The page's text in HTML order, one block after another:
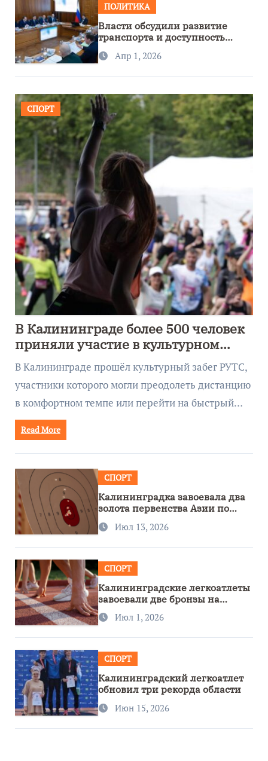
ПОЛИТИКА
Власти обсудили развитие
транспорта и доступность
региона
Апр 1, 2026
СПОРТ
В Калининграде более 500 человек
приняли участие в культурном
забеге
В Калининграде прошёл культурный забег РУТС,
участники которого могли преодолеть дистанцию
в комфортном темпе или перейти на быстрый…
Read More
СПОРТ
Калининградка завоевала два
золота первенства Азии по
метанию ножа
Июл 13, 2026
СПОРТ
Калининградские легкоатлеты
завоевали две бронзы на
первенстве России
Июл 1, 2026
СПОРТ
Калининградский легкоатлет
обновил три рекорда области
Июн 15, 2026